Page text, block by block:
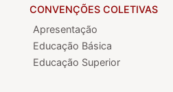
CONVENÇÕES COLETIVAS
Apresentação
Educação Básica
Educação Superior